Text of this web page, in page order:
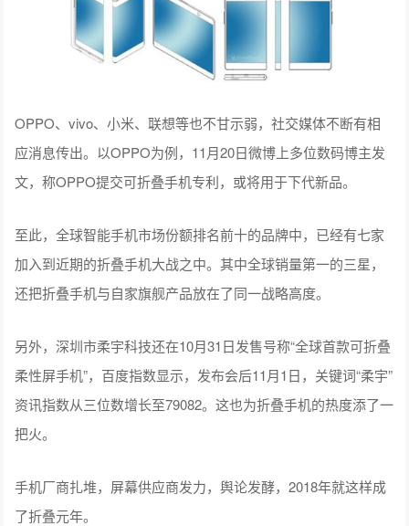
OPPO、vivo、小米、联想等也不甘示弱，社交媒体不断有相
应消息传出。以OPPO为例，11月20日微博上多位数码博主发
文，称OPPO提交可折叠手机专利，或将用于下代新品。
至此，全球智能手机市场份额排名前十的品牌中，已经有七家
加入到近期的折叠手机大战之中。其中全球销量第一的三星，
还把折叠手机与自家旗舰产品放在了同一战略高度。
另外，深圳市柔宇科技还在10月31日发售号称“全球首款可折叠
柔性屏手机”，百度指数显示，发布会后11月1日，关键词“柔宇”
资讯指数从三位数增长至79082。这也为折叠手机的热度添了一
把火。
手机厂商扎堆，屏幕供应商发力，舆论发酵，2018年就这样成
了折叠元年。